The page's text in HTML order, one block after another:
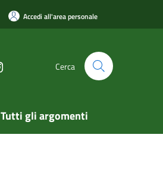
Accedi all'area personale
Cerca
Tutti gli argomenti